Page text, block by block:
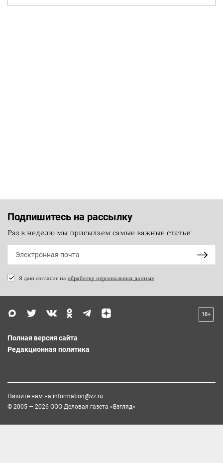
Подпишитесь на рассылку
Раз в неделю мы присылаем самые важные статьи
Я даю согласие на обработку персональных данных
18+
Полная версия сайта
Редакционная политика
Пишите нам на information@vz.ru
© 2005 — 2026 ООО Деловая газета «Взгляд»